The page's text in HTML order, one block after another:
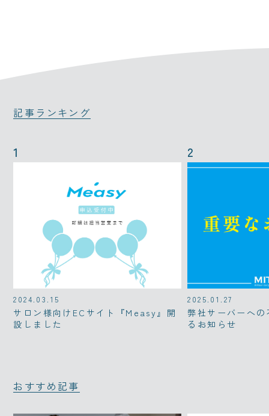
記事ランキング
2024.03.15
サロン様向けECサイト『Measy』開
設しました
2025.01.27
弊社サーバーへ
るお知らせ
おすすめ記事